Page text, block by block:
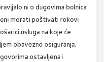
ni o dugovima bolnica
morati poštivati rokovi
usluga na koje će
obavezno osiguranja.
ostavljena i